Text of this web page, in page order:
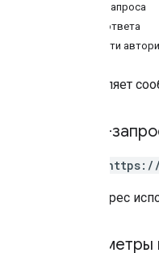
Тело запроса
Тело ответа
Области
Добавляет
HTTP-
POST
URL-адрес
Параметры